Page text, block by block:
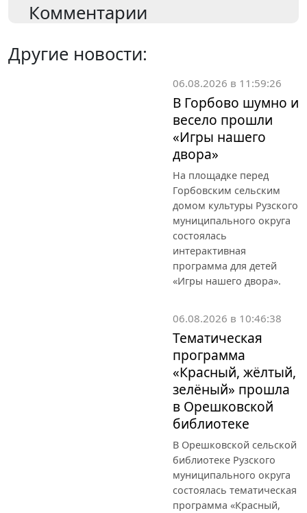
Комментарии
Другие новости:
06.08.2026 в 11:59:26
В Горбово шумно и
весело прошли
«Игры нашего
двора»
На площадке перед
Горбовским сельским
домом культуры Рузского
муниципального округа
состоялась
интерактивная
программа для детей
«Игры нашего двора».
06.08.2026 в 10:46:38
Тематическая
программа
«Красный, жёлтый,
зелёный» прошла
в Орешковской
библиотеке
В Орешковской сельской
библиотеке Рузского
муниципального округа
состоялась тематическая
программа «Красный,